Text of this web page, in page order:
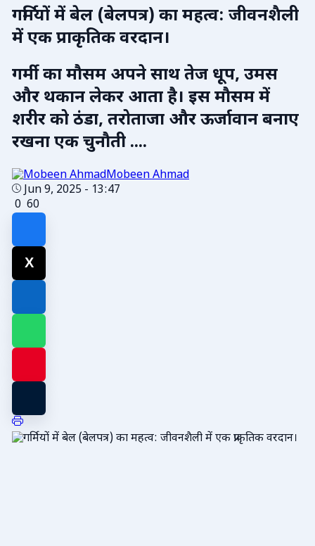
गर्मियों में बेल (बेलपत्र) का महत्व: जीवनशैली
में एक प्राकृतिक वरदान।
गर्मी का मौसम अपने साथ तेज धूप, उमस
और थकान लेकर आता है। इस मौसम में
शरीर को ठंडा, तरोताजा और ऊर्जावान बनाए
रखना एक चुनौती ....
Mobeen Ahmad
Jun 9, 2025 - 13:47
0 60